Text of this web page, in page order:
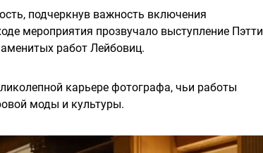
подчеркнув важность включения
мероприятия прозвучало выступление Пэтти
работ Лейбовиц.
карьере фотографа, чьи работы
моды и культуры.